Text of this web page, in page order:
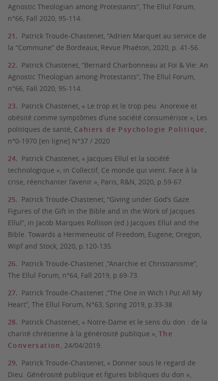
Agnostic Theologian among Protestants”, The Ellul Forum,
n°66, Fall 2020, 95-114.
Patrick Troude-Chastenet, “Adrien Marquet au service de
la “Commune” de Bordeaux, Revue Phaéton, 2020, p. 41-56.
Patrick Chastenet, “Bernard Charbonneau at Foi & Vie: An
Agnostic Theologian among Protestants”, The Ellul Forum,
n°66, Fall 2020, 95-114.
Patrick Chastenet, « Le trop et le trop peu. Anorexie et
obésité comme symptômes d’une société consumériste », Les
politiques de santé, Cahiers de Psychologie Politique,
n°0-1970 [en ligne] N°37 / 2020
Patrick Chastenet, « Jacques Ellul et la société
technologique », in Collectif, Ce monde qui vient. Face à la
crise, réenchanter l’avenir », Paris, R&N, 2020, p.59-67.
Patrick Troude-Chastenet, “Giving under God’s Gaze.
Figures of the Gift in the Bible and in the Work of Jacques
Ellul”, in Jacob Marques Rollison (ed.) Jacques Ellul and the
Bible. Towards a Hermeneutic of Freedom, Eugene, Oregon,
Wipf and Stock, 2020, p.120-135.
Patrick Troude-Chastenet ,“Anarchie et Christianisme”,
The Ellul Forum, n°64, Fall 2019, p.69-73.
Patrick Troude-Chastenet ,“The One in Wich I Put All My
Heart”, The Ellul Forum, N°63, Spring 2019, p.33-38
Patrick Chastenet, « Notre-Dame et le sens du don : de la
charité chrétienne à la générosité publique », The
Conversation , 24/04/2019.
Patrick Troude-Chastenet, « Donner sous le regard de
Dieu. Générosité publique et figures bibliques du don »,